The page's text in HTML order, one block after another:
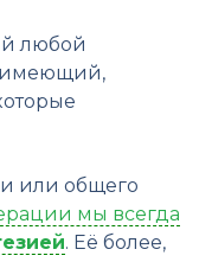
любой
имеющий,
или общего
мы всегда
. Её более,